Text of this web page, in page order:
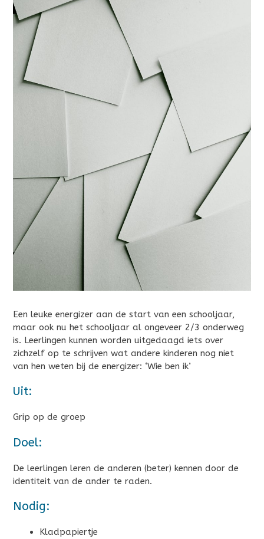
Een leuke energizer aan de start van een schooljaar,
maar ook nu het schooljaar al ongeveer 2/3 onderweg
is. Leerlingen kunnen worden uitgedaagd iets over
zichzelf op te schrijven wat andere kinderen nog niet
van hen weten bij de energizer: ‘Wie ben ik’
Uit:
Grip op de groep
Doel:
De leerlingen leren de anderen (beter) kennen door de
identiteit van de ander te raden.
Nodig:
Kladpapiertje